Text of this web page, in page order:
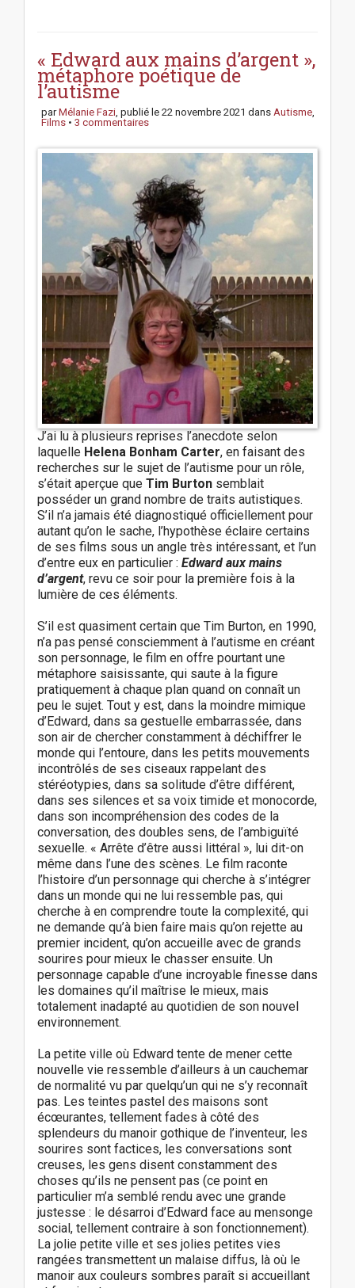
s
t
n
a
v
g
t
« Edward aux mains d’argent »,
métaphore poétique de
l’autisme
parMélanie Fazi , publié le 22 novembre 2021 dans Autisme
Films • 3 commentaires
J’ai lu à plusieurs reprises l’anecdote selon
laquelle Helena Bonham Carter, en faisant des
recherches sur le sujet de l’autisme pour un rôle,
s’était aperçue que Tim Burton semblait
posséder un grand nombre de traits autistiques.
S’il n’a jamais été diagnostiqué officiellement pour
autant qu’on le sache, l’hypothèse éclaire certains
de ses films sous un angle très intéressant, et l’un
d’entre eux en particulier : Edward aux mains
d’argent, revu ce soir pour la première fois à la
lumière de ces éléments.
S’il est quasiment certain que Tim Burton, en 1990,
n’a pas pensé consciemment à l’autisme en créant
son personnage, le film en offre pourtant une
métaphore saisissante, qui saute à la figure
pratiquement à chaque plan quand on connaît un
peu le sujet. Tout y est, dans la moindre mimique
d’Edward, dans sa gestuelle embarrassée, dans
son air de chercher constamment à déchiffrer le
monde qui l’entoure, dans les petits mouvements
incontrôlés de ses ciseaux rappelant des
stéréotypies, dans sa solitude d’être différent,
dans ses silences et sa voix timide et monocorde,
dans son incompréhension des codes de la
conversation, des doubles sens, de l’ambiguïté
sexuelle. « Arrête d’être aussi littéral », lui dit-on
même dans l’une des scènes. Le film raconte
l’histoire d’un personnage qui cherche à s’intégrer
dans un monde qui ne lui ressemble pas, qui
cherche à en comprendre toute la complexité, qui
ne demande qu’à bien faire mais qu’on rejette au
premier incident, qu’on accueille avec de grands
sourires pour mieux le chasser ensuite. Un
personnage capable d’une incroyable finesse dans
les domaines qu’il maîtrise le mieux, mais
totalement inadapté au quotidien de son nouvel
environnement.
La petite ville où Edward tente de mener cette
nouvelle vie ressemble d’ailleurs à un cauchemar
de normalité vu par quelqu’un qui ne s’y reconnaît
pas. Les teintes pastel des maisons sont
écœurantes, tellement fades à côté des
splendeurs du manoir gothique de l’inventeur, les
sourires sont factices, les conversations sont
creuses, les gens disent constamment des
choses qu’ils ne pensent pas (ce point en
particulier m’a semblé rendu avec une grande
justesse : le désarroi d’Edward face au mensonge
social, tellement contraire à son fonctionnement).
La jolie petite ville et ses jolies petites vies
rangées transmettent un malaise diffus, là où le
manoir aux couleurs sombres paraît si accueillant